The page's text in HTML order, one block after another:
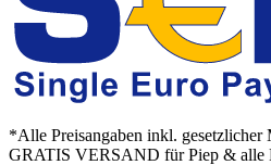
*Alle Preisangaben inkl. gesetzlicher
GRATIS VERSAND für Piep & alle